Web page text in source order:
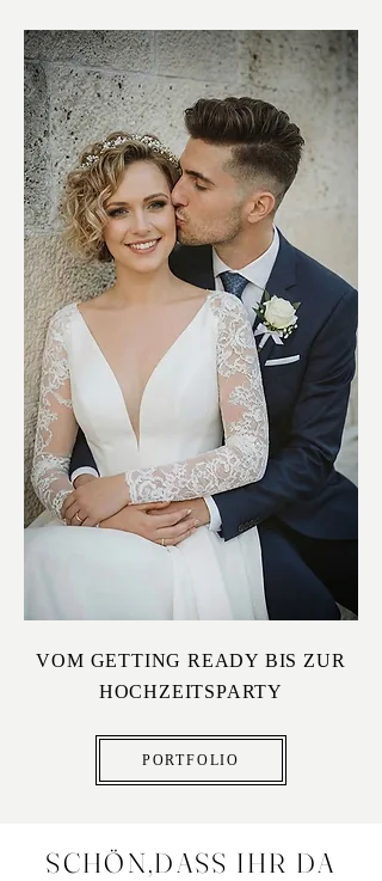
VOM GETTING READY BIS ZUR
HOCHZEITSPARTY
PORTFOLIO
SCHÖN,DASS IHR DA